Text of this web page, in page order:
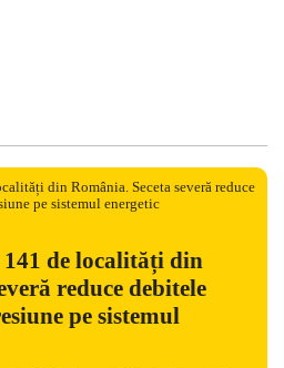
de localități din
reduce debitele
pe sistemul